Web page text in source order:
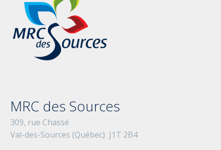
MRC des Sources
309, rue Chassé
Val-des-Sources (Québec) J1T 2B4